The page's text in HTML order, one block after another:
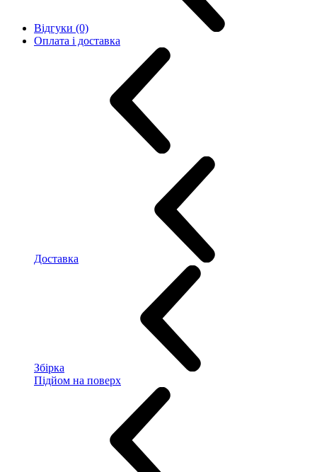
Відгуки (0)
Оплата і доставка
Доставка
Збірка
Підйом на поверх